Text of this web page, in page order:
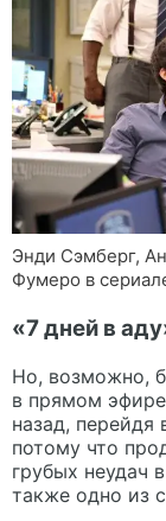
Энди Сэмберг,
Фумеро в
«7 дней в
Но, возможно,
в прямом
назад,
потому что
грубых неудач
также одно из